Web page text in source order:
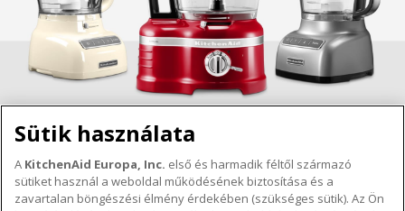
A KITCHENAID MÁRKÁRÓL
Sütik használata
A KitchenAid Europa, Inc. első és harmadik féltől származó
sütiket használ a weboldal működésének biztosítása és a
zavartalan böngészési élmény érdekében (szükséges sütik). Az Ön